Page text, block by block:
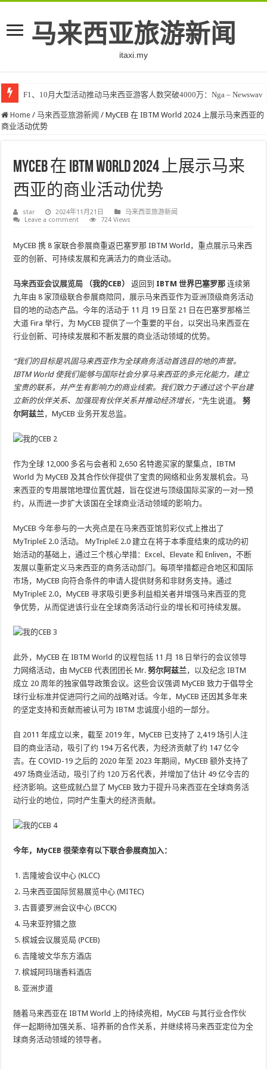
马来西亚旅游新闻
itaxi.my
F1、10月大型活动推动马来西亚游客人数突破4000万：Nga – Newswav
Home / 马来西亚旅游新闻 / MyCEB 在 IBTM World 2024 上展示马来西亚的
商业活动优势
MyCEB 在 IBTM World 2024 上展示马来
西亚的商业活动优势
star 2024年11月21日
马来西亚旅游新闻
Leave a comment
724 Views
MyCEB 携 8 家联合参展商重返巴塞罗那 IBTM World，重点展示马来西
亚的创新、可持续发展和充满活力的商业活动。
马来西亚会议展览局 （我的CEB） 返回到 IBTM 世界巴塞罗那 连续第
九年由 8 家顶级联合参展商陪同，展示马来西亚作为亚洲顶级商务活动
目的地的动态产品。今年的活动于 11 月 19 日至 21 日在巴塞罗那格兰
大道 Fira 举行，为 MyCEB 提供了一个重要的平台，以突出马来西亚在
行业创新、可持续发展和不断发展的商业活动领域的优势。
“我们的目标是巩固马来西亚作为全球商务活动首选目的地的声誉。
IBTM World 使我们能够与国际社会分享马来西亚的多元化能力，建立
宝贵的联系，并产生有影响力的商业线索。我们致力于通过这个平台建
立新的伙伴关系、加强现有伙伴关系并推动经济增长，”先生说道。努
尔阿兹兰，MyCEB 业务开发总监。
作为全球 12,000 多名与会者和 2,650 名特邀买家的聚集点，IBTM
World 为 MyCEB 及其合作伙伴提供了宝贵的网络和业务发展机会。马
来西亚的专用展馆地理位置优越，旨在促进与顶级国际买家的一对一预
约，从而进一步扩大该国在全球商业活动领域的影响力。
MyCEB 今年参与的一大亮点是在马来西亚馆剪彩仪式上推出了
MyTripleE 2.0 活动。 MyTripleE 2.0 建立在将于本季度结束的成功的初
始活动的基础上，通过三个核心举措：Excel、Elevate 和 Enliven，不断
发展以重新定义马来西亚的商务活动部门。每项举措都迎合地区和国际
市场，MyCEB 向符合条件的申请人提供财务和非财务支持。通过
MyTripleE 2.0，MyCEB 寻求吸引更多利益相关者并增强马来西亚的竞
争优势，从而促进该行业在全球商务活动行业的增长和可持续发展。
此外，MyCEB 在 IBTM World 的议程包括 11 月 18 日举行的会议领导
力网络活动，由 MyCEB 代表团团长 Mr.努尔阿兹兰，以及纪念 IBTM
成立 20 周年的独家倡导政策会议。这些会议强调 MyCEB 致力于倡导全
球行业标准并促进同行之间的战略对话。今年，MyCEB 还因其多年来
的坚定支持和贡献而被认可为 IBTM 忠诚度小组的一部分。
自 2011 年成立以来，截至 2019 年，MyCEB 已支持了 2,419 场引人注
目的商业活动，吸引了约 194 万名代表，为经济贡献了约 147 亿令
吉。在 COVID-19 之后的 2020 年至 2023 年期间，MyCEB 额外支持了
497 场商业活动，吸引了约 120 万名代表，并增加了估计 49 亿令吉的
经济影响。这些成就凸显了 MyCEB 致力于提升马来西亚在全球商务活
动行业的地位，同时产生重大的经济贡献。
今年，MyCEB 很荣幸有以下联合参展商加入：
吉隆坡会议中心 (KLCC)
马来西亚国际贸易展览中心 (MITEC)
古晋婆罗洲会议中心 (BCCK)
马来亚狩猎之旅
槟城会议展览局 (PCEB)
吉隆坡文华东方酒店
槟城阿玛瑞香料酒店
亚洲步道
随着马来西亚在 IBTM World 上的持续亮相，MyCEB 与其行业合作伙
伴一起期待加强关系、培养新的合作关系，并继续将马来西亚定位为全
球商务活动领域的领导者。